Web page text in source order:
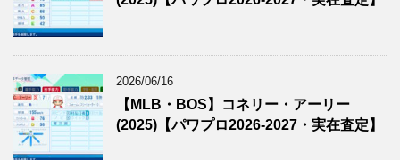
2026/06/16
【MLB・BOS】コネリー・アーリー
(2025)【パワプロ2026-2027・実在査定】